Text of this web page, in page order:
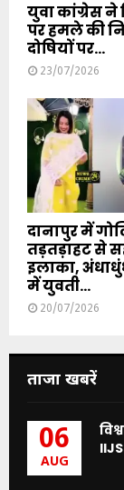
युवा कांग्रेस ने
पर हमले की
दोषियों पर...
23/07/2026
दानापुर में
तड़तड़ाहट से
इलाका,
में युवती...
20/07/2026
ताजा खबरें
06
AUG